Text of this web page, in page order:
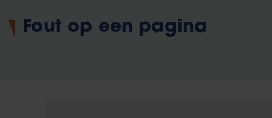
Fout op een pagina